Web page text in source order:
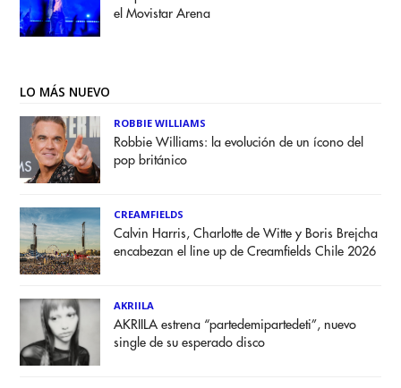
el Movistar Arena
LO MÁS NUEVO
ROBBIE WILLIAMS
Robbie Williams: la evolución de un ícono del
pop británico
CREAMFIELDS
Calvin Harris, Charlotte de Witte y Boris Brejcha
encabezan el line up de Creamfields Chile 2026
AKRIILA
AKRIILA estrena “partedemipartedeti”, nuevo
single de su esperado disco